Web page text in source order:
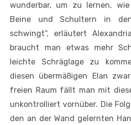
wunderbar, um zu lernen,
Beine und Schultern in
schwingt“, erläutert
braucht man etwas mehr
leichte Schräglage zu
diesen übermäßigen Elan
freien Raum fällt man mit
unkontrolliert vornüber. Die
den an der Wand gelernten